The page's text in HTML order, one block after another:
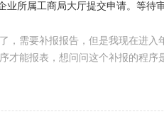
业所属工商局大厅提交申请。等待审
后5个工作日内作出移出决定，恢
果书面告知申请人；不予受理的，
今后在、政府采购、工程招投标、
同签订、海关通关、企业外籍人员
，需要补报报告，但是我现在进入
才能报表，想问问这个补报的程序